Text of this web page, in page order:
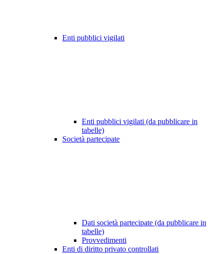
Enti pubblici vigilati
Enti pubblici vigilati (da pubblicare in
tabelle)
Società partecipate
Dati società partecipate (da pubblicare in
tabelle)
Provvedimenti
Enti di diritto privato controllati